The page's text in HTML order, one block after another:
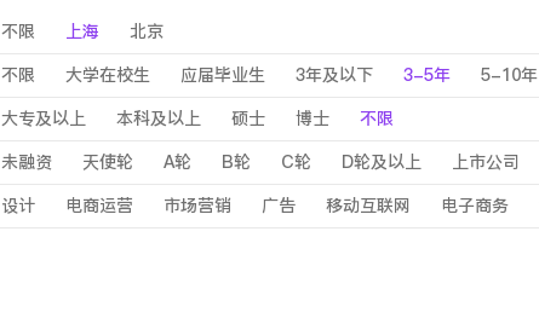
不限 上海 北京
不限 大学在校生 应届毕业生 3年及以下 3-5年 5-10年
大专及以上 本科及以上 硕士 博士 不限
未融资 天使轮 A轮 B轮 C轮 D轮及以上 上市公司
设计 电商运营 市场营销 广告 移动互联网 电子商务